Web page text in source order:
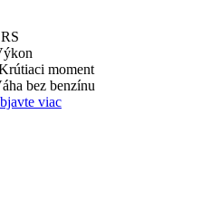
moment
bez benzínu
viac